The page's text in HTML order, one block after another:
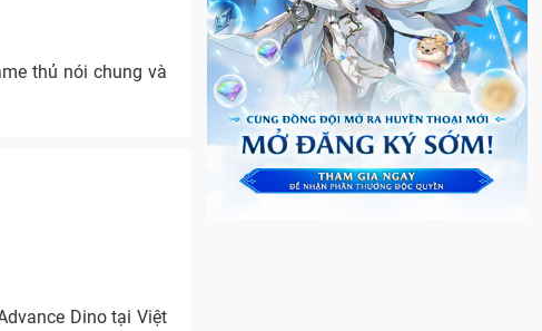
thủ nói chung và
Dino tại Việt